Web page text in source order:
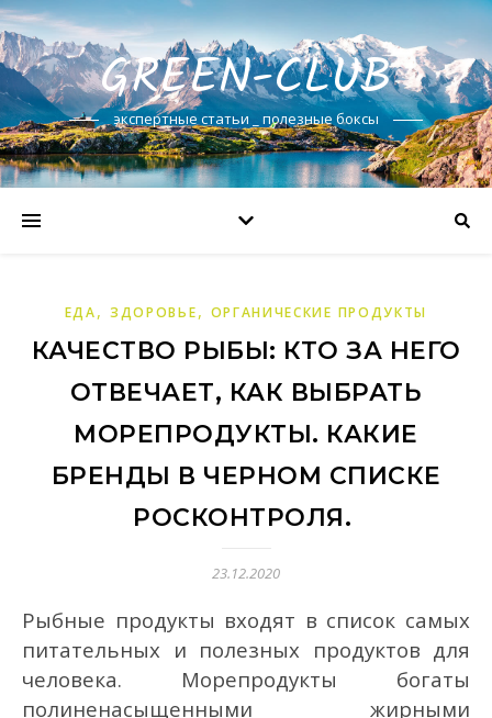
GREEN-CLUB
экспертные статьи _ полезные боксы
ЕДА, ЗДОРОВЬЕ, ОРГАНИЧЕСКИЕ ПРОДУКТЫ
КАЧЕСТВО РЫБЫ: КТО ЗА НЕГО
ОТВЕЧАЕТ, КАК ВЫБРАТЬ
МОРЕПРОДУКТЫ. КАКИЕ
БРЕНДЫ В ЧЕРНОМ СПИСКЕ
РОСКОНТРОЛЯ.
23.12.2020
Рыбные продукты входят в список самых
питательных и полезных продуктов для
человека. Морепродукты богаты
полиненасыщенными жирными